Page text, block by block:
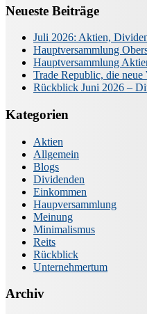
Neueste Beiträge
Juli 2026: Aktien,
Hauptversammlung
Hauptversammlung
Trade Republic, die neue
Rückblick Juni 2026 –
Kategorien
Aktien
Allgemein
Blogs
Dividenden
Einkommen
Haupversammlung
Meinung
Minimalismus
Reits
Rückblick
Unternehmertum
Archiv